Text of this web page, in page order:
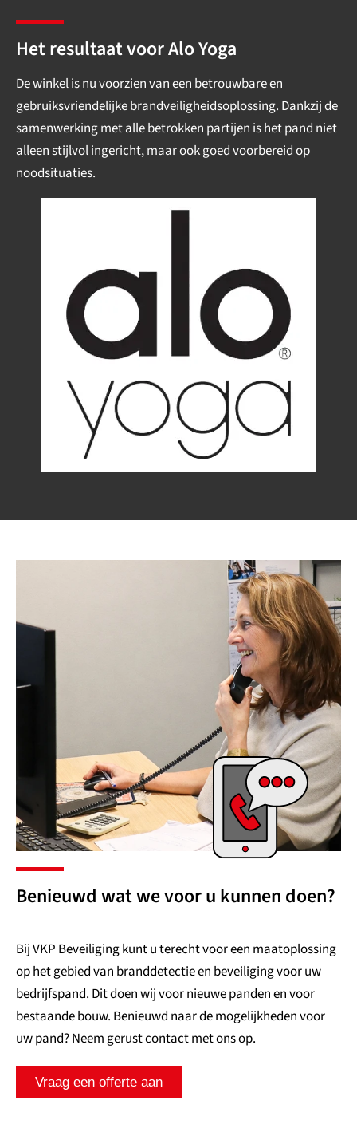
Het resultaat voor Alo Yoga
De winkel is nu voorzien van een betrouwbare en
gebruiksvriendelijke brandveiligheidsoplossing. Dankzij de
samenwerking met alle betrokken partijen is het pand niet
alleen stijlvol ingericht, maar ook goed voorbereid op
noodsituaties.
Benieuwd wat we voor u kunnen doen?
Bij VKP Beveiliging kunt u terecht voor een maatoplossing
op het gebied van branddetectie en beveiliging voor uw
bedrijfspand. Dit doen wij voor nieuwe panden en voor
bestaande bouw. Benieuwd naar de mogelijkheden voor
uw pand? Neem gerust contact met ons op.
Vraag een offerte aan